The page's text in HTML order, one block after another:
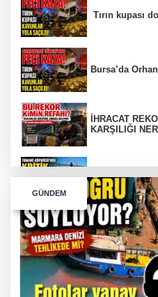
Tırın kupası
Bursa’da
İHRACAT
KARŞILIĞI
TONAMİ
GÜNEY
PLANLARI
GÜNEY
PLANLARI
GÜNDEM